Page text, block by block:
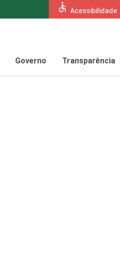
accessible Acessibilidade
Governo Transparência